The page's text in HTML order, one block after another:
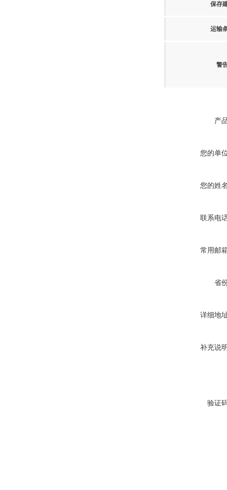
保存
运输
警
产
您的单
您的姓
联系电
常用邮
省
详细地
补充说
验证